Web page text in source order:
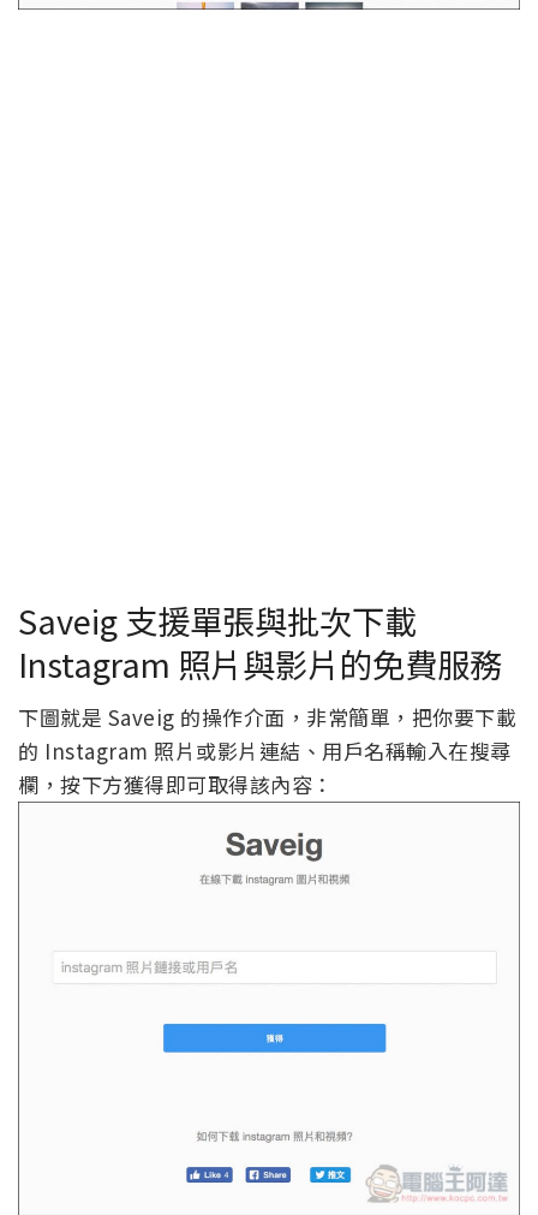
Saveig 支援單張與批次下載
Instagram 照片與影片的免費服務
下圖就是 Saveig 的操作介面，非常簡單，把你要下載
的 Instagram 照片或影片連結、用戶名稱輸入在搜尋
欄，按下方獲得即可取得該內容：